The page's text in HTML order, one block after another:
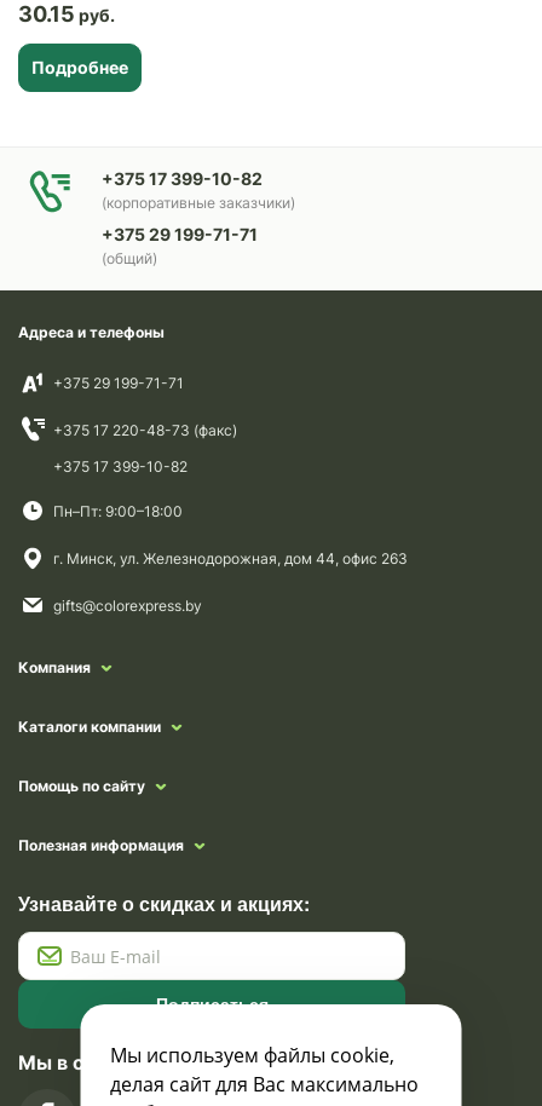
30.15
Подробнее
+375 17 399-10-82
(корпоративные заказчики)
+375 29 199-71-71
(общий)
Адреса и телефоны
+375 29 199-71-71
+375 17 220-48-73 (факс)
+375 17 399-10-82
Пн–Пт: 9:00–18:00
г. Минск, ул. Железнодорожная, дом 44, офис 263
gifts@colorexpress.by
Компания
Каталоги компании
Помощь по сайту
Полезная информация
Узнавайте о скидках и акциях:
Подписаться
Мы в социальных сетях
Мы используем файлы cookie,
делая сайт для Вас максимально